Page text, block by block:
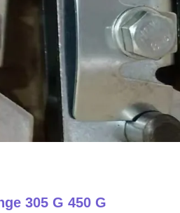
305 G 450 G